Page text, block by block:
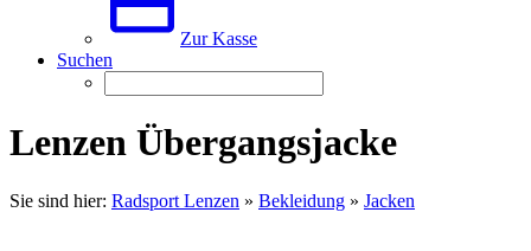
Zur Kasse
Suchen
Lenzen Übergangsjacke
Sie sind hier: Radsport Lenzen » Bekleidung » Jacken